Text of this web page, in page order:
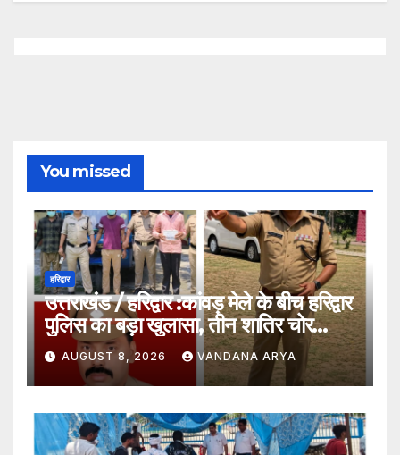
You missed
हरिद्वार
उत्तराखंड / हरिद्वार :कांवड़ मेले के बीच हरिद्वार
पुलिस का बड़ा खुलासा, तीन शातिर चोर
गिरफ्तार…
AUGUST 8, 2026 VANDANA ARYA